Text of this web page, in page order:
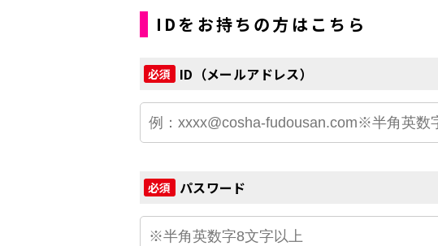
IDをお持ちの方はこちら
必須 ID（メールアドレス）
必須 パスワード